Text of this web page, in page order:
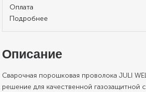
Оплата
Подробнее
Описание
Сварочная порошковая проволока JULI
решение для качественной газозащитной